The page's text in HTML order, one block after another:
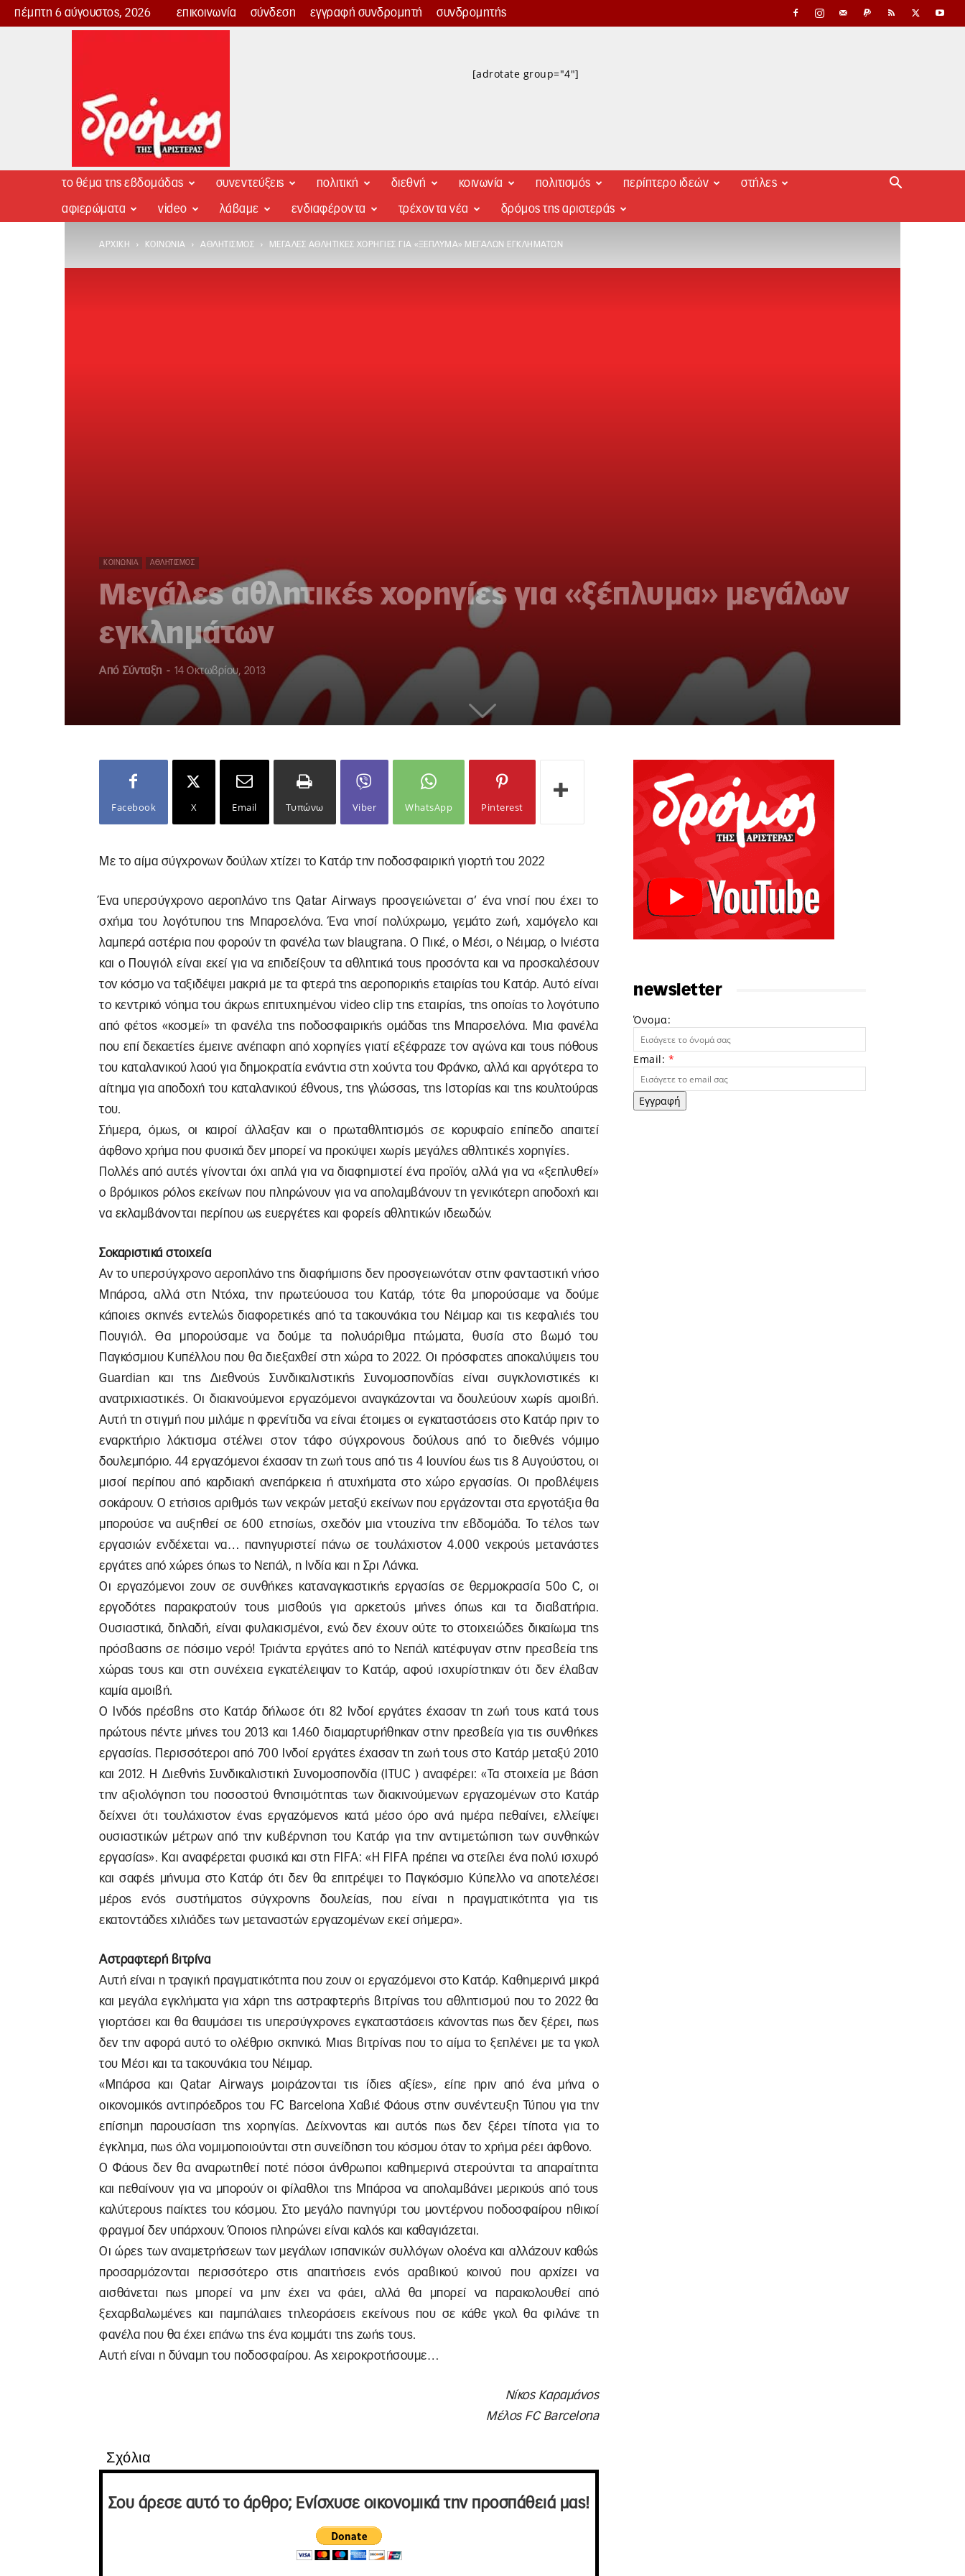
πέμπτη 6 αύγουστος, 2026 επικοινωνία σύνδεση εγγραφή συνδρομητή συνδρομητής
Δρόμος
[adrotate group="4"]
το θέμα της εβδομάδας συνεντεύξεις πολιτική διεθνή κοινωνία πολιτισμός περίπτερο ιδεών στήλες
αφιερώματα video λάβαμε ενδιαφέροντα τρέχοντα νέα δρόμος της αριστεράς
ΑΡΧΙΚΉ ΚΟΙΝΩΝΊΑ ΑΘΛΗΤΙΣΜΌΣ ΜΕΓΆΛΕΣ ΑΘΛΗΤΙΚΈΣ ΧΟΡΗΓΊΕΣ ΓΙΑ «ΞΈΠΛΥΜΑ» ΜΕΓΆΛΩΝ ΕΓΚΛΗΜΆΤΩΝ
ΚΟΙΝΩΝΊΑ ΑΘΛΗΤΙΣΜΌΣ
Μεγάλες αθλητικές χορηγίες για «ξέπλυμα» μεγάλων
εγκλημάτων
Από Σύνταξη - 14 Οκτωβρίου, 2013
Facebook X Email Τυπώνω Viber WhatsApp Pinterest
Με το αίμα σύγχρονων δούλων χτίζει το Κατάρ την ποδοσφαιρική γιορτή του 2022
Ένα υπερσύγχρονο αεροπλάνο της Qatar Airways προσγειώνεται σ’ ένα νησί που έχει το
σχήμα του λογότυπου της Μπαρσελόνα. Ένα νησί πολύχρωμο, γεμάτο ζωή, χαμόγελο και
λαμπερά αστέρια που φορούν τη φανέλα των blaugrana. Ο Πικέ, ο Μέσι, ο Νέιμαρ, ο Ινιέστα
και ο Πουγιόλ είναι εκεί για να επιδείξουν τα αθλητικά τους προσόντα και να προσκαλέσουν
τον κόσμο να ταξιδέψει μακριά με τα φτερά της αεροπορικής εταιρίας του Κατάρ. Αυτό είναι
το κεντρικό νόημα του άκρως επιτυχημένου video clip της εταιρίας, της οποίας το λογότυπο
από φέτος «κοσμεί» τη φανέλα της ποδοσφαιρικής ομάδας της Μπαρσελόνα. Μια φανέλα
που επί δεκαετίες έμεινε ανέπαφη από χορηγίες γιατί εξέφραζε τον αγώνα και τους πόθους
του καταλανικού λαού για δημοκρατία ενάντια στη χούντα του Φράνκο, αλλά και αργότερα το
αίτημα για αποδοχή του καταλανικού έθνους, της γλώσσας, της Ιστορίας και της κουλτούρας
του.
Σήμερα, όμως, οι καιροί άλλαξαν και ο πρωταθλητισμός σε κορυφαίο επίπεδο απαιτεί
άφθονο χρήμα που φυσικά δεν μπορεί να προκύψει χωρίς μεγάλες αθλητικές χορηγίες.
Πολλές από αυτές γίνονται όχι απλά για να διαφημιστεί ένα προϊόν, αλλά για να «ξεπλυθεί»
ο βρόμικος ρόλος εκείνων που πληρώνουν για να απολαμβάνουν τη γενικότερη αποδοχή και
να εκλαμβάνονται περίπου ως ευεργέτες και φορείς αθλητικών ιδεωδών.
Σοκαριστικά στοιχεία
Αν το υπερσύγχρονο αεροπλάνο της διαφήμισης δεν προσγειωνόταν στην φανταστική νήσο
Μπάρσα, αλλά στη Ντόχα, την πρωτεύουσα του Κατάρ, τότε θα μπορούσαμε να δούμε
κάποιες σκηνές εντελώς διαφορετικές από τα τακουνάκια του Νέιμαρ και τις κεφαλιές του
Πουγιόλ. Θα μπορούσαμε να δούμε τα πολυάριθμα πτώματα, θυσία στο βωμό του
Παγκόσμιου Κυπέλλου που θα διεξαχθεί στη χώρα το 2022. Οι πρόσφατες αποκαλύψεις του
Guardian και της Διεθνούς Συνδικαλιστικής Συνομοσπονδίας είναι συγκλονιστικές κι
ανατριχιαστικές. Οι διακινούμενοι εργαζόμενοι αναγκάζονται να δουλεύουν χωρίς αμοιβή.
Αυτή τη στιγμή που μιλάμε η φρενίτιδα να είναι έτοιμες οι εγκαταστάσεις στο Κατάρ πριν το
εναρκτήριο λάκτισμα στέλνει στον τάφο σύγχρονους δούλους από το διεθνές νόμιμο
δουλεμπόριο. 44 εργαζόμενοι έχασαν τη ζωή τους από τις 4 Ιουνίου έως τις 8 Αυγούστου, οι
μισοί περίπου από καρδιακή ανεπάρκεια ή ατυχήματα στο χώρο εργασίας. Οι προβλέψεις
σοκάρουν. Ο ετήσιος αριθμός των νεκρών μεταξύ εκείνων που εργάζονται στα εργοτάξια θα
μπορούσε να αυξηθεί σε 600 ετησίως, σχεδόν μια ντουζίνα την εβδομάδα. Το τέλος των
εργασιών ενδέχεται να… πανηγυριστεί πάνω σε τουλάχιστον 4.000 νεκρούς μετανάστες
εργάτες από χώρες όπως το Νεπάλ, η Ινδία και η Σρι Λάνκα.
Oι εργαζόμενοι ζουν σε συνθήκες καταναγκαστικής εργασίας σε θερμοκρασία 50o C, οι
εργοδότες παρακρατούν τους μισθούς για αρκετούς μήνες όπως και τα διαβατήρια.
Ουσιαστικά, δηλαδή, είναι φυλακισμένοι, ενώ δεν έχουν ούτε το στοιχειώδες δικαίωμα της
πρόσβασης σε πόσιμο νερό! Τριάντα εργάτες από το Νεπάλ κατέφυγαν στην πρεσβεία της
χώρας τους και στη συνέχεια εγκατέλειψαν το Κατάρ, αφού ισχυρίστηκαν ότι δεν έλαβαν
καμία αμοιβή.
Ο Ινδός πρέσβης στο Κατάρ δήλωσε ότι 82 Iνδοί εργάτες έχασαν τη ζωή τους κατά τους
πρώτους πέντε μήνες του 2013 και 1.460 διαμαρτυρήθηκαν στην πρεσβεία για τις συνθήκες
εργασίας. Περισσότεροι από 700 Iνδοί εργάτες έχασαν τη ζωή τους στο Κατάρ μεταξύ 2010
και 2012. Η Διεθνής Συνδικαλιστική Συνομοσπονδία (ITUC ) αναφέρει: «Τα στοιχεία με βάση
την αξιολόγηση του ποσοστού θνησιμότητας των διακινούμενων εργαζομένων στο Κατάρ
δείχνει ότι τουλάχιστον ένας εργαζόμενος κατά μέσο όρο ανά ημέρα πεθαίνει, ελλείψει
ουσιαστικών μέτρων από την κυβέρνηση του Κατάρ για την αντιμετώπιση των συνθηκών
εργασίας». Και αναφέρεται φυσικά και στη FIFA: «Η FIFA πρέπει να στείλει ένα πολύ ισχυρό
και σαφές μήνυμα στο Κατάρ ότι δεν θα επιτρέψει το Παγκόσμιο Κύπελλο να αποτελέσει
μέρος ενός συστήματος σύγχρονης δουλείας, που είναι η πραγματικότητα για τις
εκατοντάδες χιλιάδες των μεταναστών εργαζομένων εκεί σήμερα».
Αστραφτερή βιτρίνα
Αυτή είναι η τραγική πραγματικότητα που ζουν οι εργαζόμενοι στο Κατάρ. Καθημερινά μικρά
και μεγάλα εγκλήματα για χάρη της αστραφτερής βιτρίνας του αθλητισμού που το 2022 θα
γιορτάσει και θα θαυμάσει τις υπερσύγχρονες εγκαταστάσεις κάνοντας πως δεν ξέρει, πως
δεν την αφορά αυτό το ολέθριο σκηνικό. Μιας βιτρίνας που το αίμα το ξεπλένει με τα γκολ
του Μέσι και τα τακουνάκια του Νέιμαρ.
«Μπάρσα και Qatar Airways μοιράζονται τις ίδιες αξίες», είπε πριν από ένα μήνα ο
οικονομικός αντιπρόεδρος του FC Barcelona Χαβιέ Φάους στην συνέντευξη Τύπου για την
επίσημη παρουσίαση της χορηγίας. Δείχνοντας και αυτός πως δεν ξέρει τίποτα για το
έγκλημα, πως όλα νομιμοποιούνται στη συνείδηση του κόσμου όταν το χρήμα ρέει άφθονο.
Ο Φάους δεν θα αναρωτηθεί ποτέ πόσοι άνθρωποι καθημερινά στερούνται τα απαραίτητα
και πεθαίνουν για να μπορούν οι φίλαθλοι της Μπάρσα να απολαμβάνει μερικούς από τους
καλύτερους παίκτες του κόσμου. Στο μεγάλο πανηγύρι του μοντέρνου ποδοσφαίρου ηθικοί
φραγμοί δεν υπάρχουν. Όποιος πληρώνει είναι καλός και καθαγιάζεται.
Οι ώρες των αναμετρήσεων των μεγάλων ισπανικών συλλόγων ολοένα και αλλάζουν καθώς
προσαρμόζονται περισσότερο στις απαιτήσεις ενός αραβικού κοινού που αρχίζει να
αισθάνεται πως μπορεί να μην έχει να φάει, αλλά θα μπορεί να παρακολουθεί από
ξεχαρβαλωμένες και παμπάλαιες τηλεοράσεις εκείνους που σε κάθε γκολ θα φιλάνε τη
φανέλα που θα έχει επάνω της ένα κομμάτι της ζωής τους.
Αυτή είναι η δύναμη του ποδοσφαίρου. Ας χειροκροτήσουμε…
Νίκος Καραμάνος
Μέλος FC Barcelona
Σχόλια
Σου άρεσε αυτό το άρθρο; Ενίσχυσε οικονομικά την προσπάθειά μας!
newsletter
Όνομα:
Email: *
Εγγραφή